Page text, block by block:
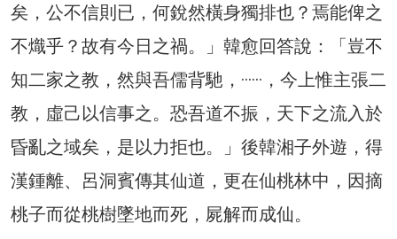
矣，公不信則已，何銳然橫身獨排也？焉能俾之
不熾乎？故有今日之禍。」韓愈回答說：「豈不
知二家之教，然與吾儒背馳，······，今上惟主張二
教，虛己以信事之。恐吾道不振，天下之流入於
昏亂之域矣，是以力拒也。」後韓湘子外遊，得
漢鍾離、呂洞賓傳其仙道，更在仙桃林中，因摘
桃子而從桃樹墜地而死，屍解而成仙。